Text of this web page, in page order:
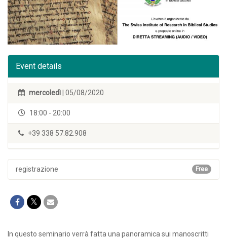
Event details
mercoledì | 05/08/2020
18:00 - 20:00
+39 338 57.82.908
Free
registrazione
In questo seminario verrà fatta una panoramica sui manoscritti